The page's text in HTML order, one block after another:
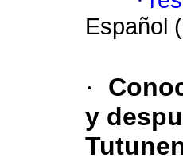
Español (
·
y